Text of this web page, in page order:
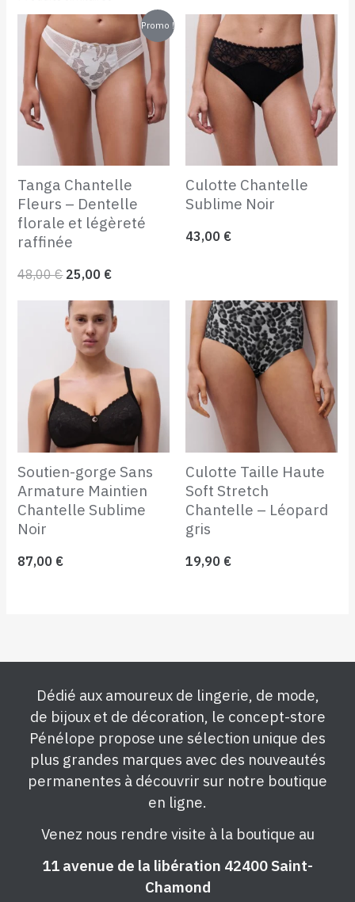
Promo !
Tanga Chantelle
Fleurs – Dentelle
florale et légèreté
raffinée
48,00€
prix
initial
était :
48,00 €.
25,00 €
prix
actuel
est :
25,00 €.
Culotte Chantelle
Sublime Noir
43,00 €
Soutien-gorge Sans
Armature Maintien
Chantelle Sublime
Noir
87,00 €
Culotte Taille Haute
Soft Stretch
Chantelle – Léopard
gris
19,90 €
Dédié aux amoureux de lingerie, de mode,
de bijoux et de décoration, le concept-store
Pénélope propose une sélection unique des
plus grandes marques avec des nouveautés
permanentes à découvrir sur notre boutique
en ligne.
Venez nous rendre visite à la boutique au
11 avenue de la libération 42400 Saint-
Chamond